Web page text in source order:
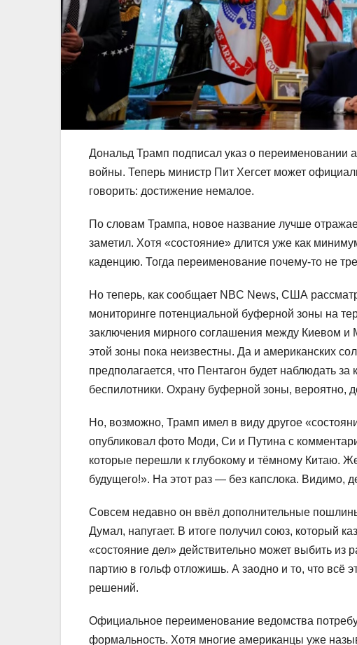
Дональд Трамп подписал указ о переименовании
войны. Теперь министр Пит Хегсет может
говорить: достижение немалое.
По словам Трампа, новое название лучше
заметил. Хотя «состояние» длится уже как
каденцию. Тогда переименование почему-то не
Но теперь, как сообщает NBC News, США
мониторинге потенциальной буферной зоны на
заключения мирного соглашения между Киевом
этой зоны пока неизвестны. Да и американских
предполагается, что Пентагон будет наблюдать
беспилотники. Охрану буферной зоны, вероятно,
Но, возможно, Трамп имел в виду другое
опубликовал фото Моди, Си и Путина с
которые перешли к глубокому и тёмному Китаю.
будущего!». На этот раз — без капслока. Видимо,
Совсем недавно он ввёл дополнительные
Думал, напугает. В итоге получил союз, который
«состояние дел» действительно может выбить из
партию в гольф отложишь. А заодно и то, что всё
решений.
Официальное переименование ведомства
формальность. Хотя многие американцы уже